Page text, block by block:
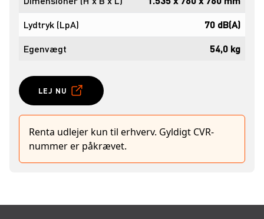
Lydtryk (LpA)
70 dB(A)
Egenvægt
54,0 kg
LEJ NU
Renta udlejer kun til erhverv. Gyldigt CVR-
nummer er påkrævet.